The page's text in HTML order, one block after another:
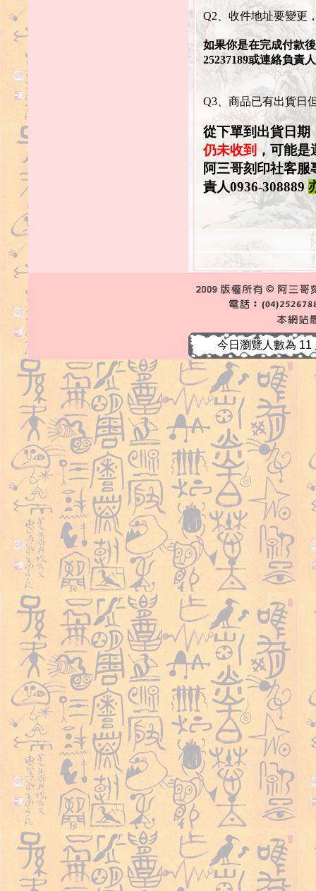
Q2、收件地址要變更
如果你是在完成付款後
25237189或連絡負責人
Q3、商品已有出貨日
從下單到出貨日期
仍未收到，可能是
阿三哥刻印社客服
責人0936-308889
今日瀏覽人數為 11